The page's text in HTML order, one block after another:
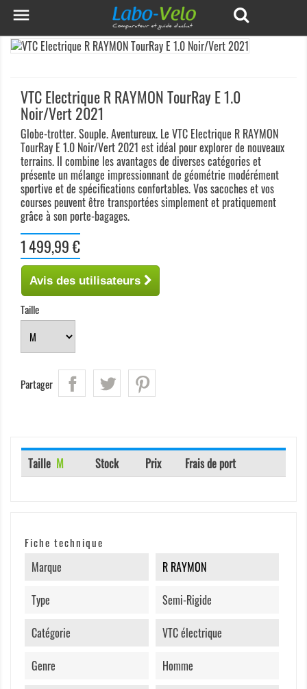

VTC Electrique R RAYMON TourRay E 1.0
Noir/Vert 2021
Globe-trotter. Souple. Aventureux. Le VTC Electrique R RAYMON
TourRay E 1.0 Noir/Vert 2021 est idéal pour explorer de nouveaux
terrains. Il combine les avantages de diverses catégories et
présente un mélange impressionnant de géométrie modérément
sportive et de spécifications confortables. Vos sacoches et vos
courses peuvent être transportées simplement et pratiquement
grâce à son porte-bagages.
1 499,99 €
Avis des utilisateurs
Taille
Partager
Taille M Stock Prix Frais de port
Fiche technique
Marque
R RAYMON
Type
Semi-Rigide
Catégorie
VTC électrique
Genre
Homme